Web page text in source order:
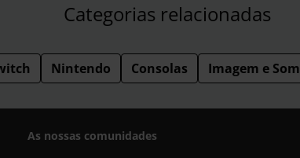
Categorias relacionadas
Nintendo Consolas Imagem e Som
As nossas comunidades